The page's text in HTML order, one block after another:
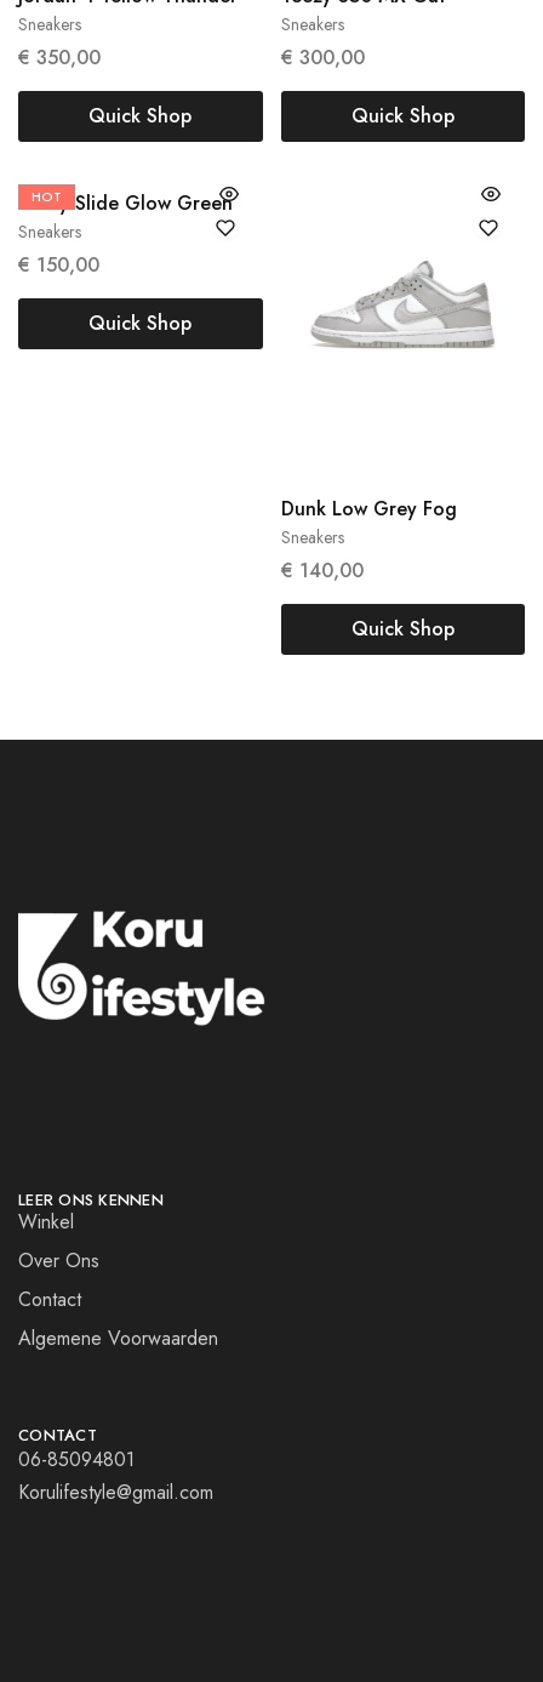
Sneakers
€ 350,00
Quick Shop
Sneakers
€ 300,00
Quick Shop
HOT
Sneakers
Yeezy Slide Glow Green
€ 150,00
37 44.5
Quick Shop
Sneakers
Dunk Low Grey Fog
€ 140,00
44.5
45
Quick Shop
LEER ONS KENNEN
Winkel
Over Ons
Contact
Algemene Voorwaarden
CONTACT
06-85094801
Korulifestyle@gmail.com